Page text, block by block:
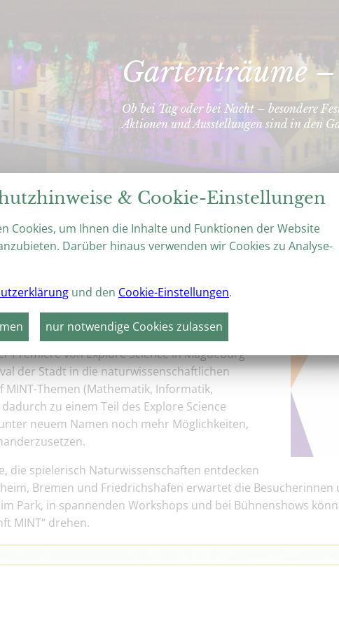
Gartenträume
Ob bei Tag oder bei Nacht – besondere
Aktionen und Ausstellungen sind in den
VERANSTALTUNGEN HÖHEPUNKTE 2026 ÜBER
Klaus
September 2025 lädt Explore Science
Premiere von Explore Science in Magdeburg
der Stadt in die naturwissenschaftlichen
Themen (Mathematik, Informatik,
zu einem Teil des Explore Science
neuem Namen noch mehr Möglichkeiten,
die spielerisch Naturwissenschaften entdecken
Bremen und Friedrichshafen erwartet die Besucherinnen
Park, in spannenden Workshops und bei Bühnenshows
MINT“ drehen.
& Cookie-Einstellungen
Cookies, um Ihnen die Inhalte und Funktionen der Website
Darüber hinaus verwenden wir Cookies zu Analyse-
und den Cookie-Einstellungen.
nur notwendige Cookies zulassen